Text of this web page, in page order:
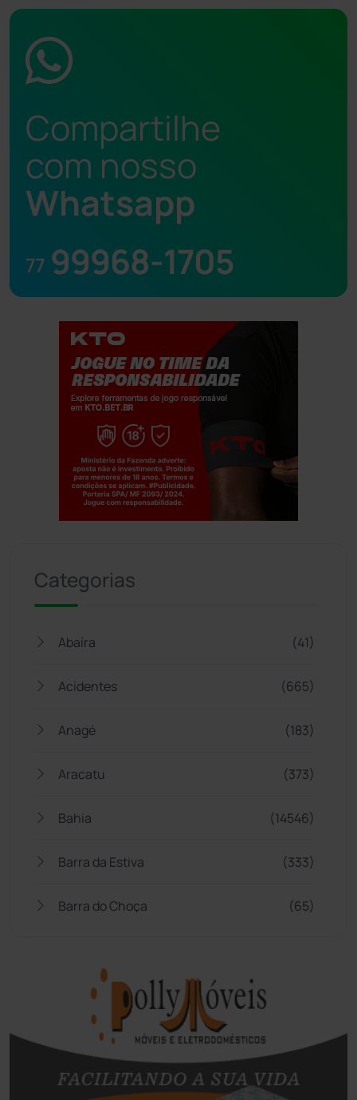
Compartilhe
com nosso
Whatsapp
77 99968-1705
Categorias
Abaíra (41)
Acidentes (665)
Anagé (183)
Aracatu (373)
Bahia (14546)
Barra da Estiva (333)
Barra do Choça (65)
Bom Jesus da Lapa
Boquira
Botuporã (72)